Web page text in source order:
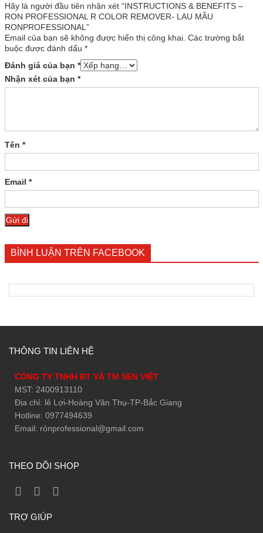
Hãy là người đầu tiên nhận xét “INSTRUCTIONS & BENEFITS –
RON PROFESSIONAL R COLOR REMOVER- LAU MẦU
RONPROFESSIONAL”
Email của bạn sẽ không được hiển thị công khai. Các trường bắt
buộc được đánh dấu *
Đánh giá của bạn *
Nhận xét của bạn *
Tên *
Email *
BÌNH LUẬN TRÊN FACEBOOK
THÔNG TIN LIÊN HỆ
CÔNG TY TNHH ĐT VÀ TM SEN VIỆT
MST: 2400913110
Địa chỉ: lê Lợi-Hoàng Văn Thụ-TP-Bắc Giang
Hotline: 0977494639
Email: rỏnprofessional@gmail.com
THEO DÕI SHOP
TRỢ GIÚP